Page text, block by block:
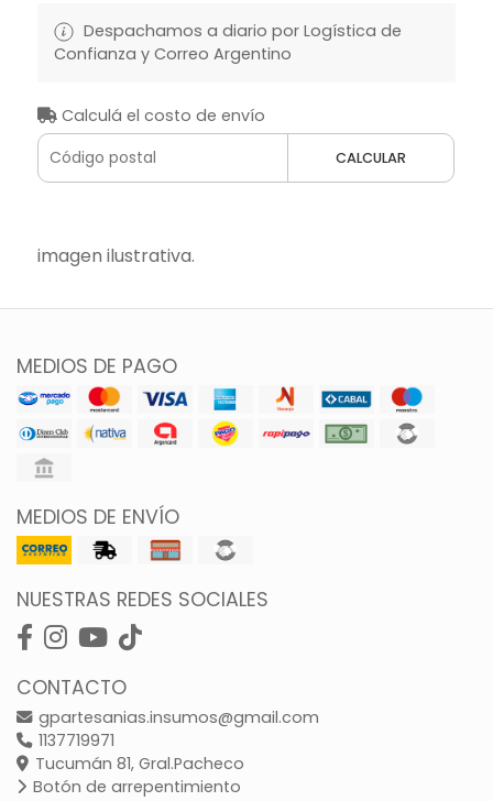
Despachamos a diario por Logística de
Confianza y Correo Argentino
Calculá el costo de envío
CALCULAR
imagen ilustrativa.
MEDIOS DE PAGO
MEDIOS DE ENVÍO
NUESTRAS REDES SOCIALES
CONTACTO
gpartesanias.insumos@gmail.com
1137719971
Tucumán 81, Gral.Pacheco
Botón de arrepentimiento